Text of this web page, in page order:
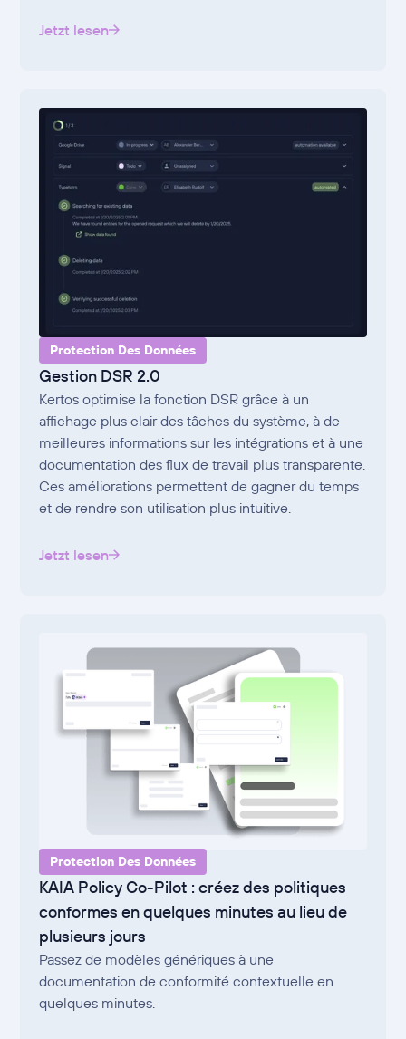
Jetzt lesen
Protection Des Données
Gestion DSR 2.0
Kertos optimise la fonction DSR grâce à un
affichage plus clair des tâches du système, à de
meilleures informations sur les intégrations et à une
documentation des flux de travail plus transparente.
Ces améliorations permettent de gagner du temps
et de rendre son utilisation plus intuitive.
Jetzt lesen
Protection Des Données
KAIA Policy Co-Pilot : créez des politiques
conformes en quelques minutes au lieu de
plusieurs jours
Passez de modèles génériques à une
documentation de conformité contextuelle en
quelques minutes.